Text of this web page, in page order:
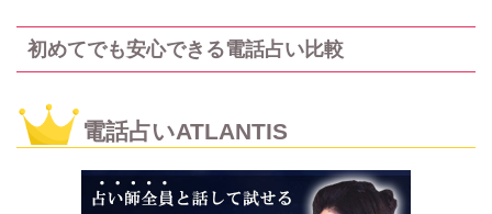
初めてでも安心できる電話占い比較
電話占いATLANTIS